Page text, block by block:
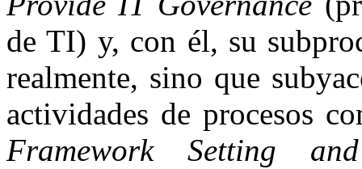
de TI) y, con él, su
realmente, sino que
actividades de procesos
Framework Setting